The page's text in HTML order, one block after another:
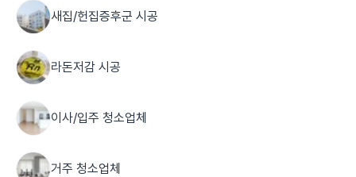
새집/헌집증후군 시공
라돈저감 시공
이사/입주 청소업체
거주 청소업체